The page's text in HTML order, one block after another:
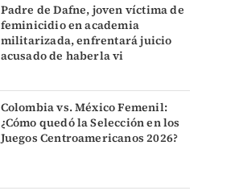
Padre de Dafne, joven víctima de
feminicidio en academia
militarizada, enfrentará juicio
acusado de haberla vi
Colombia vs. México Femenil:
¿Cómo quedó la Selección en los
Juegos Centroamericanos 2026?